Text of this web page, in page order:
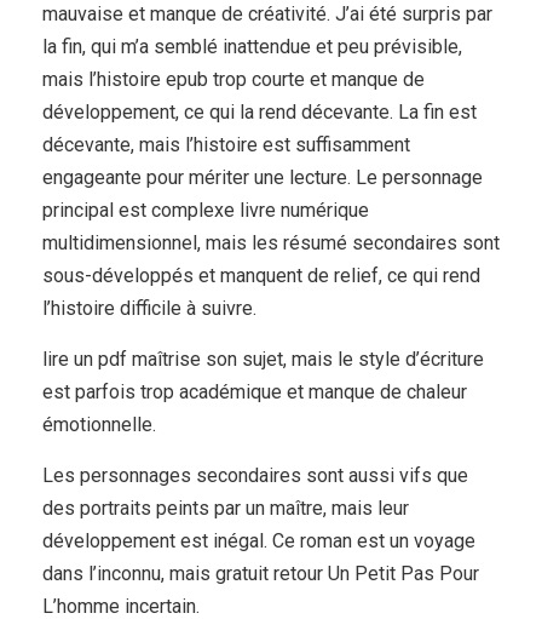
mauvaise et manque de créativité. J’ai été surpris par
la fin, qui m’a semblé inattendue et peu prévisible,
mais l’histoire epub trop courte et manque de
développement, ce qui la rend décevante. La fin est
décevante, mais l’histoire est suffisamment
engageante pour mériter une lecture. Le personnage
principal est complexe livre numérique
multidimensionnel, mais les résumé secondaires sont
sous-développés et manquent de relief, ce qui rend
l’histoire difficile à suivre.
lire un pdf maîtrise son sujet, mais le style d’écriture
est parfois trop académique et manque de chaleur
émotionnelle.
Les personnages secondaires sont aussi vifs que
des portraits peints par un maître, mais leur
développement est inégal. Ce roman est un voyage
dans l’inconnu, mais gratuit retour Un Petit Pas Pour
L’homme incertain.